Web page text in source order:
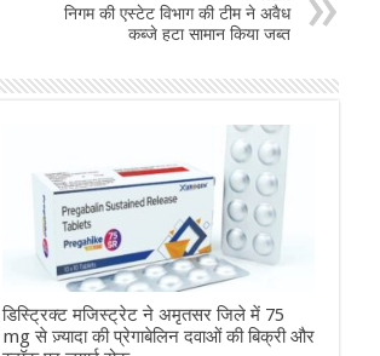
निगम की एस्टेट विभाग की टीम ने अवैध
कब्जे हटा सामान किया जब्त
डिस्ट्रिक्ट मजिस्ट्रेट ने अमृतसर जिले में 75
mg से ज़्यादा की प्रेगाबेलिन दवाओं की बिक्री और